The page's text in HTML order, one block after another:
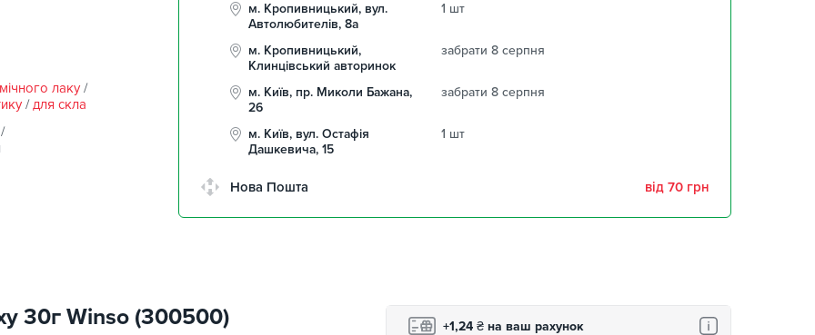
лаку/
/для скла
м. Кропивницький, вул.
Автолюбителів, 8а
1 шт
м. Кропивницький,
Клинцівський авторинок
забрати 8 серпня
м. Київ, пр. Миколи Бажана,
26
забрати 8 серпня
м. Київ, вул. Остафія
Дашкевича, 15
1 шт
Нова Пошта від 70 грн
30г Winso (300500) +1,24 ₴ на ваш рахунок